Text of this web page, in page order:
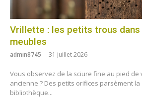
Vrillette : les petits trous dans
meubles
admin8745 31 juillet 2026
Vous observez de la sciure fine au pied de
ancienne ? Des petits orifices parsèment
bibliothèque...